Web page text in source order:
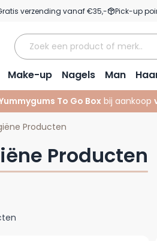
verzending vanaf €35,- Pick-up
Make-up Nagels Man
To Go Box bij aankoop
Producten
Producten